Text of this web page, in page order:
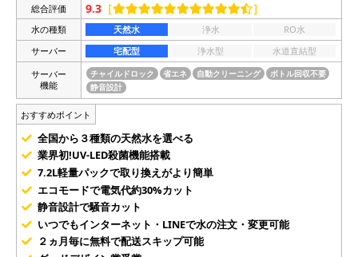
総合評価 9.3 ［ ］
水の種類 天然水 浄水
RO水
サーバー
宅配型 浄水型
水道直結型
サーバー
機能
チャイルドロック 省エネ 自動クリーニング
ボトル回収不要
静音設計
おすすめポイント
全国から３種類の天然水を選べる
業界初!UV-LED殺菌機能搭載
7.2L軽量パックで取り換えがより簡単
エコモードで電気代約30%カット
静音設計で騒音カット
いつでもインターネット・LINEで水の注文・変更可能
２ヵ月毎に無料で配送スキップ可能